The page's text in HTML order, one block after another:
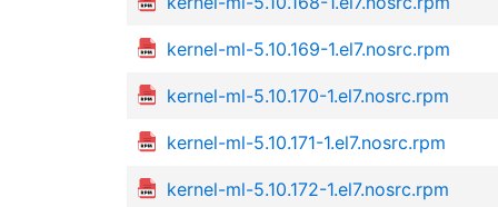
kernel-ml-5.10.169-1.el7.nosrc.rpm
kernel-ml-5.10.170-1.el7.nosrc.rpm
kernel-ml-5.10.171-1.el7.nosrc.rpm
kernel-ml-5.10.172-1.el7.nosrc.rpm